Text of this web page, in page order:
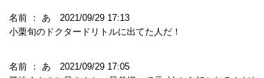
名前 ： あ 2021/09/29 17:13
小栗旬のドクタードリトルに出てた人だ！
名前 ： あ 2021/09/29 17:05